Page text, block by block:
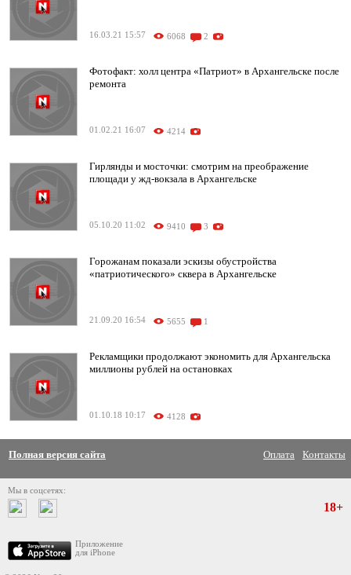
16.03.21 15:57 6068 2
Фотофакт: холл центра «Патриот» в Архангельске после
ремонта
01.02.21 16:07 4214
Гирлянды и мосточки: смотрим на преображение
площади у жд-вокзала в Архангельске
05.10.20 11:02 9410 3
Горожанам показали эскизы обустройства
«патриотического» сквера в Архангельске
21.09.20 16:54 5655 1
Рекламщики продолжают экономить для Архангельска
миллионы рублей на остановках
01.10.18 10:17 4128
Полная версия сайта Оплата Контакты
Мы в соцсетях:
Приложение
для iPhone
18+